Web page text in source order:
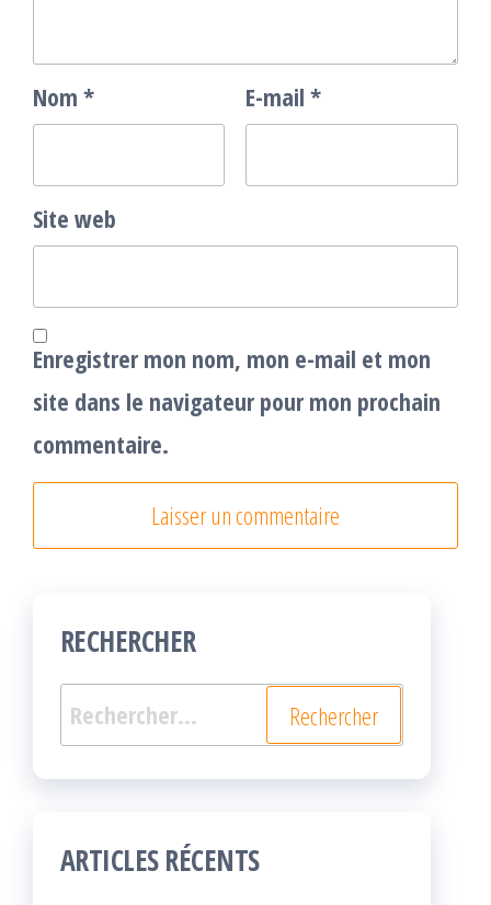
Nom * E-mail *
Site web
Enregistrer mon nom, mon e-mail et mon
site dans le navigateur pour mon prochain
commentaire.
RECHERCHER
Rechercher :
ARTICLES RÉCENTS